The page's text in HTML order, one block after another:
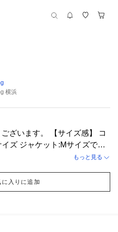
横浜
【サイズ感】 コ
ズ ジャケット:Mサイズでジ
ズでジャストサイズ シャツ: M
ルコーディネートです。 上
もっと見る
に入りに追加